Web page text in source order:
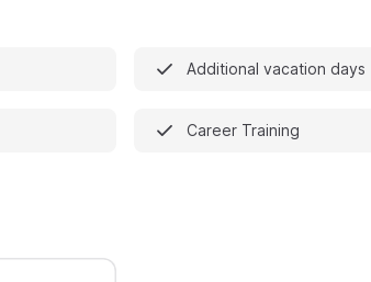
Additional vacation days
Career Training